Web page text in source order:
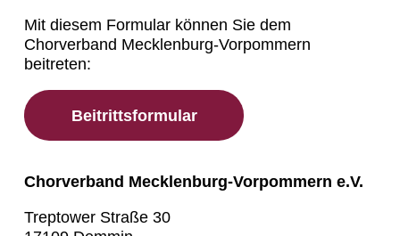
Mit diesem Formular können Sie dem
Chorverband Mecklenburg-Vorpommern
beitreten:
Beitrittsformular
Chorverband Mecklenburg-Vorpommern e.V.
Treptower Straße 30